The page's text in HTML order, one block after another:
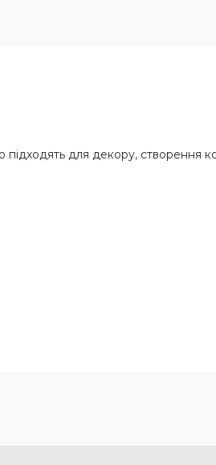
для декору, створення